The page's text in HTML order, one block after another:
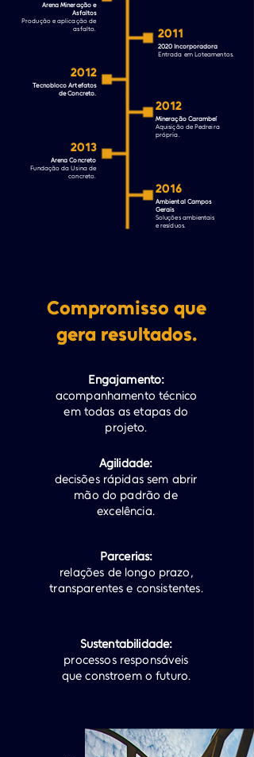
2012
2011
2012
Arena Mineração e
Asfaltos
Produção e aplicação de
asfalto.
2013
2020 Incorporadora
Entrada em Loteamentos.
Tecnobloco Artefatos
de Concreto.
Mineração Carambeí
Aquisição de Pedreira
própria.
Arena Concreto
Fundação da Usina de
concreto.
2016
Ambiental Campos
Gerais
Soluções ambientais
e resíduos.
Compromisso que
gera resultados.
Engajamento:
acompanhamento técnico
em todas as etapas do
projeto.
Agilidade:
decisões rápidas sem abrir
mão do padrão de
excelência.
Parcerias:
relações de longo prazo,
transparentes e consistentes.
Sustentabilidade:
processos responsáveis
que constroem o futuro.